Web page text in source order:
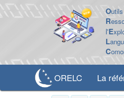
O
R
l'E
L
C
ORELC La